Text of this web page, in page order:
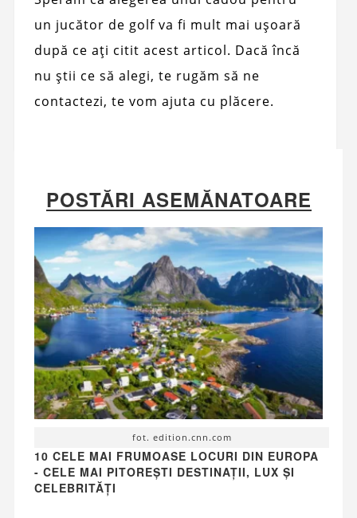
un jucător de golf va fi mult mai ușoară
după ce ați citit acest articol. Dacă încă
nu știi ce să alegi, te rugăm să ne
contactezi, te vom ajuta cu plăcere.
POSTĂRI ASEMĂNATOARE
fot. edition.cnn.com
10 CELE MAI FRUMOASE LOCURI DIN EUROPA
- CELE MAI PITOREȘTI DESTINAȚII, LUX ȘI
CELEBRITĂȚI